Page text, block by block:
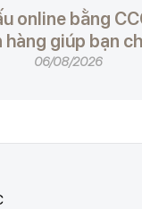
online bằng
giúp bạn
06/08/2026